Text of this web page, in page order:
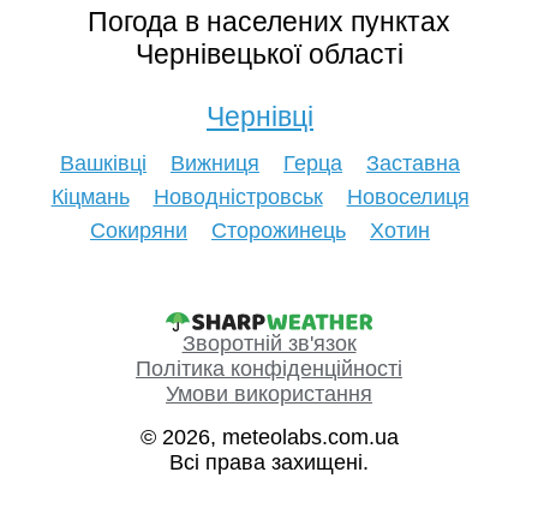
Погода в населених пунктах
Чернівецької області
Чернівці
Вашківці Вижниця Герца
Заставна
Кіцмань
Новодністровськ
Новоселиця
Сокиряни
Сторожинець Хотин
Зворотній зв'язок
Політика конфіденційності
Умови використання
© 2026, meteolabs.com.ua
Всі права захищені.